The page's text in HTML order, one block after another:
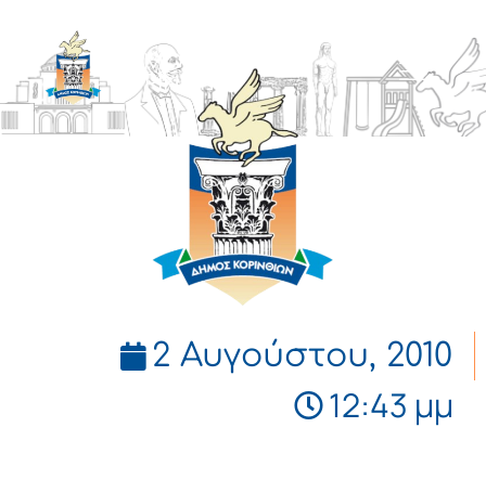
ΔΗΜΟΣ
ΚΟΡΙΝΘΙΩΝ
2 Αυγούστου, 2010
12:43 μμ